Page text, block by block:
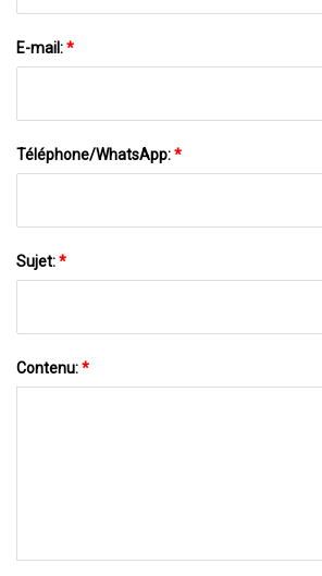
E-mail:*
Téléphone/WhatsApp:*
Sujet:*
Contenu:*